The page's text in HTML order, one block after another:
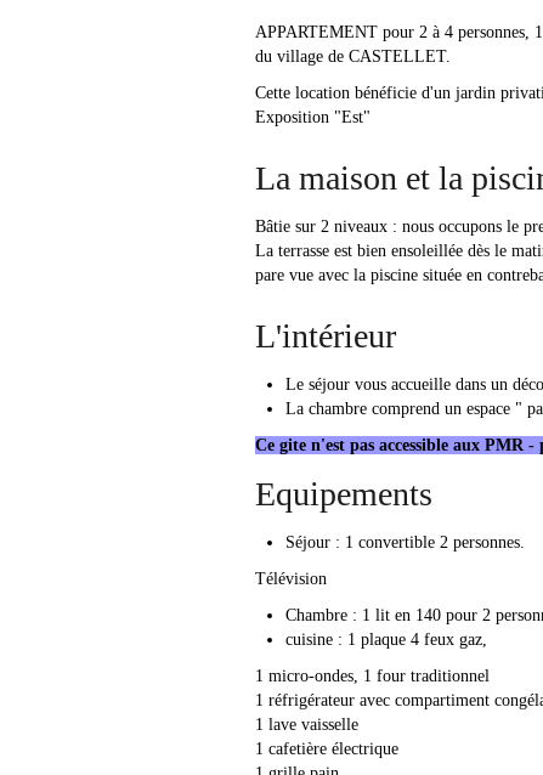
APPARTEMENT pour 2 à 4 personnes,
du village de CASTELLET.
Cette location bénéficie d'un jardin
Exposition "Est"
La maison et la
Bâtie sur 2 niveaux : nous occupons le
La terrasse est bien ensoleillée dès le
pare vue avec la piscine située en
L'intérieur
Le séjour vous accueille dans un
La chambre comprend un espace "
Ce gite n'est pas accessible aux PMR
Equipements
Séjour : 1 convertible 2 personnes.
Télévision
Chambre : 1 lit en 140 pour 2
cuisine : 1 plaque 4 feux gaz,
1 micro-ondes, 1 four traditionnel
1 réfrigérateur avec compartiment
1 lave vaisselle
1 cafetière électrique